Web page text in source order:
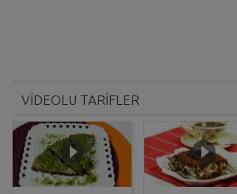
VİDEOLU TARİFLER